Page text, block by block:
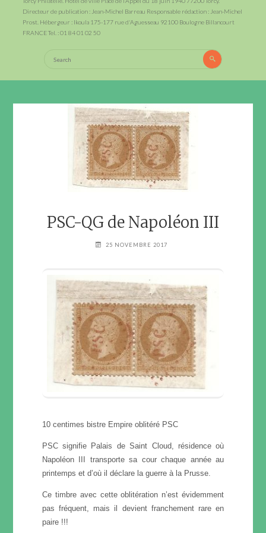
Directeur de publication : Jean-Michel Barreau Responsable rédaction : Jean-Michel
Prost. Hébergeur : Ikoula 175-177 rue d'Aguesseau 92100 Boulogne Billancourt
FRANCE Tel. : 01 84 01 02 50
Search
PSC-QG de Napoléon III
25 NOVEMBRE 2017
10 centimes bistre Empire oblitéré PSC
PSC signifie Palais de Saint Cloud, résidence où
Napoléon III transporte sa cour chaque année au
printemps et d’où il déclare la guerre à la Prusse.
Ce timbre avec cette oblitération n’est évidemment
pas fréquent, mais il devient franchement rare en
paire !!!